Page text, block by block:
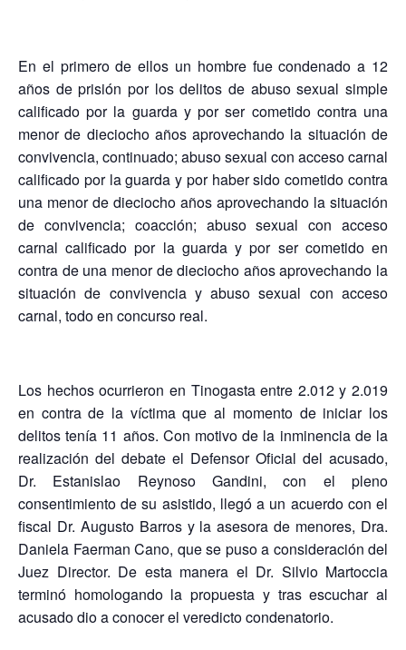
En el primero de ellos un hombre fue condenado a 12
años de prisión por los delitos de abuso sexual simple
calificado por la guarda y por ser cometido contra una
menor de dieciocho años aprovechando la situación de
convivencia, continuado; abuso sexual con acceso carnal
calificado por la guarda y por haber sido cometido contra
una menor de dieciocho años aprovechando la situación
de convivencia; coacción; abuso sexual con acceso
carnal calificado por la guarda y por ser cometido en
contra de una menor de dieciocho años aprovechando la
situación de convivencia y abuso sexual con acceso
carnal, todo en concurso real.
Los hechos ocurrieron en Tinogasta entre 2.012 y 2.019
en contra de la víctima que al momento de iniciar los
delitos tenía 11 años. Con motivo de la inminencia de la
realización del debate el Defensor Oficial del acusado,
Dr. Estanislao Reynoso Gandini, con el pleno
consentimiento de su asistido, llegó a un acuerdo con el
fiscal Dr. Augusto Barros y la asesora de menores, Dra.
Daniela Faerman Cano, que se puso a consideración del
Juez Director. De esta manera el Dr. Silvio Martoccia
terminó homologando la propuesta y tras escuchar al
acusado dio a conocer el veredicto condenatorio.